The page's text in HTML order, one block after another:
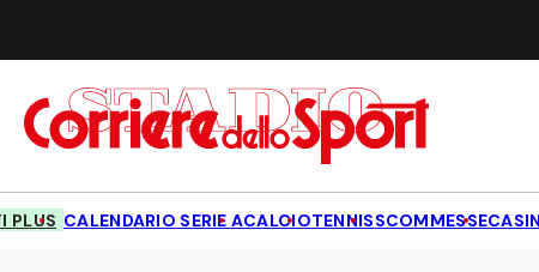
PLUS CALENDARIO SERIE ACALCIOTENNISSCOMMESSE